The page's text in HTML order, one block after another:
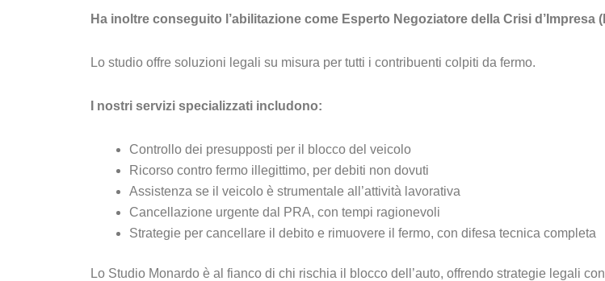
Ha inoltre conseguito l’abilitazione come Esperto Negoziatore della Crisi d’Impresa
Lo studio offre soluzioni legali su misura per tutti i contribuenti colpiti da fermo.
I nostri servizi specializzati includono:
Controllo dei presupposti per il blocco del veicolo
Ricorso contro fermo illegittimo, per debiti non dovuti
Assistenza se il veicolo è strumentale all’attività lavorativa
Cancellazione urgente dal PRA, con tempi ragionevoli
Strategie per cancellare il debito e rimuovere il fermo, con difesa tecnica completa
Lo Studio Monardo è al fianco di chi rischia il blocco dell’auto, offrendo strategie legali